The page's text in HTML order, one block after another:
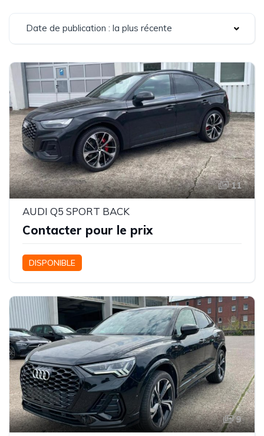
Date de publication : la plus récente
11
AUDI Q5 SPORT BACK
Contacter pour le prix
DISPONIBLE
9